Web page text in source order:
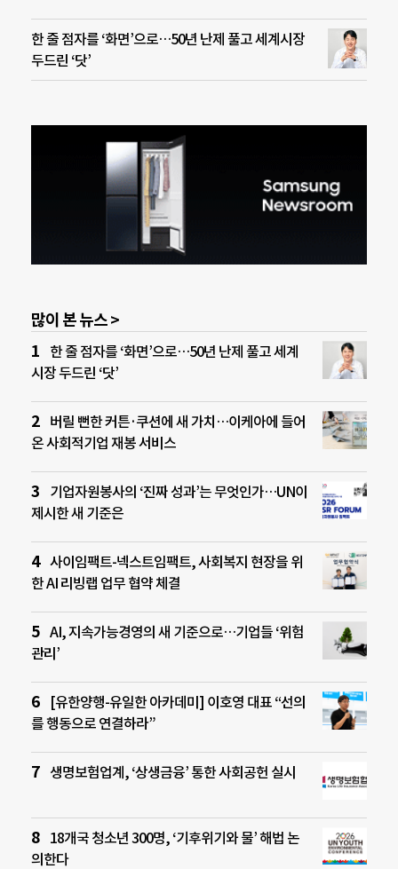
한 줄 점자를 ‘화면’으로…50년 난제 풀고 세계시장
두드린 ‘닷’
많이 본 뉴스 >
한 줄 점자를 ‘화면’으로…50년 난제 풀고 세계
시장 두드린 ‘닷’
버릴 뻔한 커튼·쿠션에 새 가치…이케아에 들어
온 사회적기업 재봉 서비스
기업자원봉사의 ‘진짜 성과’는 무엇인가…UN이
제시한 새 기준은
사이임팩트-넥스트임팩트, 사회복지 현장을 위
한 AI 리빙랩 업무 협약 체결
AI, 지속가능경영의 새 기준으로…기업들 ‘위험
관리’
[유한양행-유일한 아카데미] 이호영 대표 “선의
를 행동으로 연결하라”
생명보험업계, ‘상생금융’ 통한 사회공헌 실시
18개국 청소년 300명, ‘기후위기와 물’ 해법 논
의한다